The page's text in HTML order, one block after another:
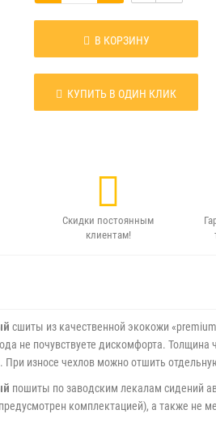
В КОРЗИНУ
КУПИТЬ В ОДИН КЛИК
Скидки постоянным
клиентам!
сшиты из качественной экокожи
не почувствуете дискомфорта. Толщина
При износе чехлов можно отшить
пошиты по заводским лекалам сидений
комплектацией), а также не